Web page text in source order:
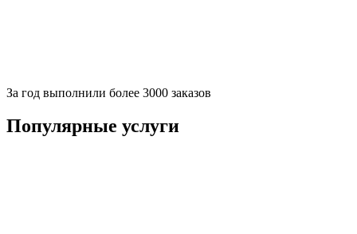
За год выполнили более 3000 заказов
Популярные услуги